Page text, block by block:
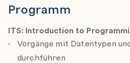
Vorbereitung auf das MTA
Grundlagentraining für
Programm
ITS: Introduction to
Vorgänge mit Datentypen
durchführen